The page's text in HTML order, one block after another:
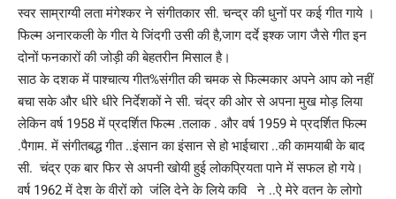
स्वर साम्राग्यी लता मंगेश्कर ने संगीतकार सी. चन्द्र की धुनों पर कई गीत गाये ।
फिल्म अनारकली के गीत ये जिंदगी उसी की है,जाग दर्दे इश्क जाग जैसे गीत इन
दोनों फनकारों की जोड़ी की बेहतरीन मिसाल है।
साठ के दशक में पाश्चात्य गीत%संगीत की चमक से फिल्मकार अपने आप को नहीं
बचा सके और धीरे धीरे निर्देशकों ने सी. चंद्र की ओर से अपना मुख मोड़ लिया
लेकिन वर्ष 1958 में प्रदर्शित फिल्म .तलाक . और वर्ष 1959 मे प्रदर्शित फिल्म
.पैगाम. में संगीतबद्ध गीत ..इंसान का इंसान से हो भाईचारा ..की कामयाबी के बाद
सी. चंद्र एक बार फिर से अपनी खोयी हुई लोकप्रियता पाने में सफल हो गये।
वर्ष 1962 में देश के वीरों को जंलि देने के लिये कवि ने ..ऐ मेरे वतन के लोगो